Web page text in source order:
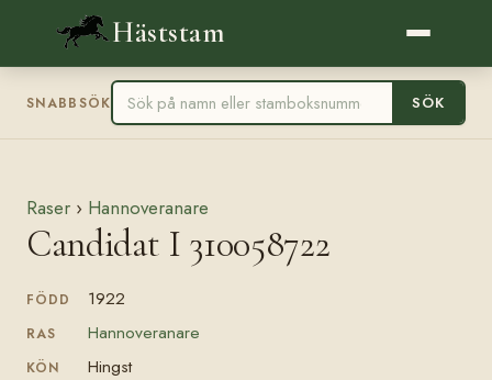
Häststam
SNABBSÖK SÖK
Raser › Hannoveranare
Candidat I 310058722
FÖDD 1922
RAS Hannoveranare
KÖN Hingst